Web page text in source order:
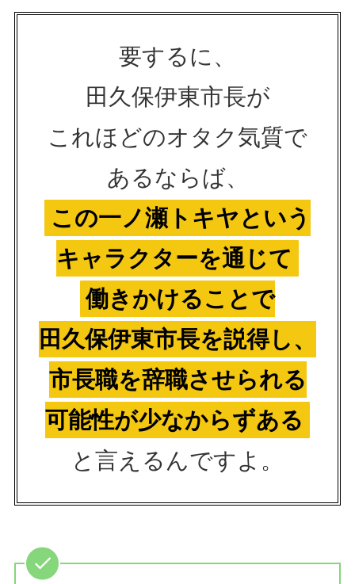
要するに、
田久保伊東市長が
これほどのオタク気質で
あるならば、
この一ノ瀬トキヤという
キャラクターを通じて
働きかけることで
田久保伊東市長を説得し、
市長職を辞職させられる
可能性が少なからずある
と言えるんですよ。